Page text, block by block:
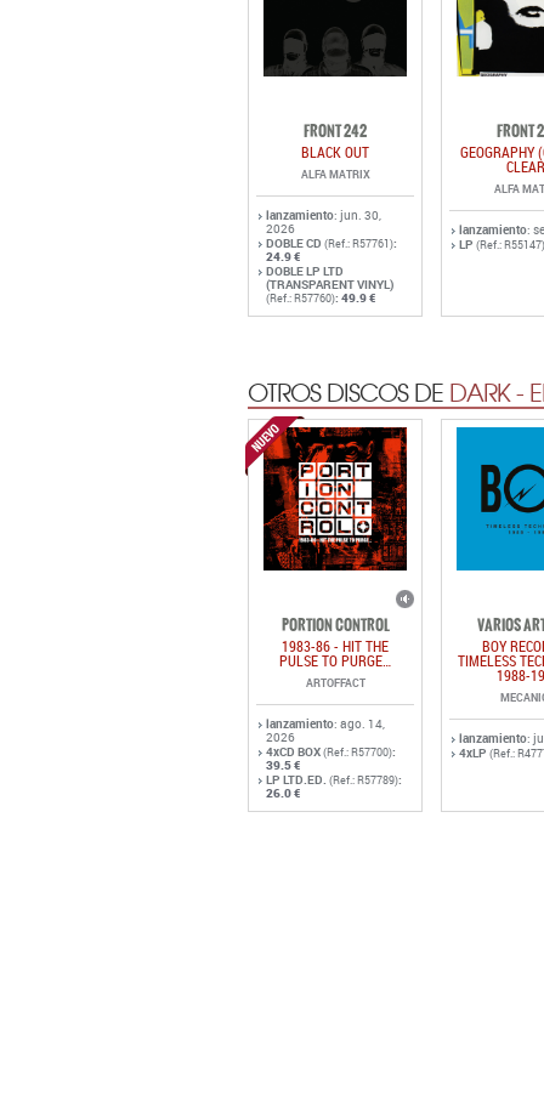
FRONT 242
BLACK OUT
ALFA MATRIX
lanzamiento: jun. 30,
2026
DOBLE CD (Ref.: R57761):
24.9 €
DOBLE LP LTD
(TRANSPARENT VINYL)
(Ref.: R57760): 49.9 €
FRONT
GEOGRAPHY
ALFA
lanzamiento:
LP (Ref.: R55147)
OTROS DISCOS DE DARK -
PORTION CONTROL
1983-86 - HIT THE
PULSE TO PURGE…
ARTOFFACT
lanzamiento: ago. 14,
2026
4xCD BOX(Ref.: R57700):
39.5 €
LP LTD.ED. (Ref.: R57789):
26.0 €
VARIOS
BOY
TIMELESS
1988-
lanzamiento:
4xLP (Ref.: